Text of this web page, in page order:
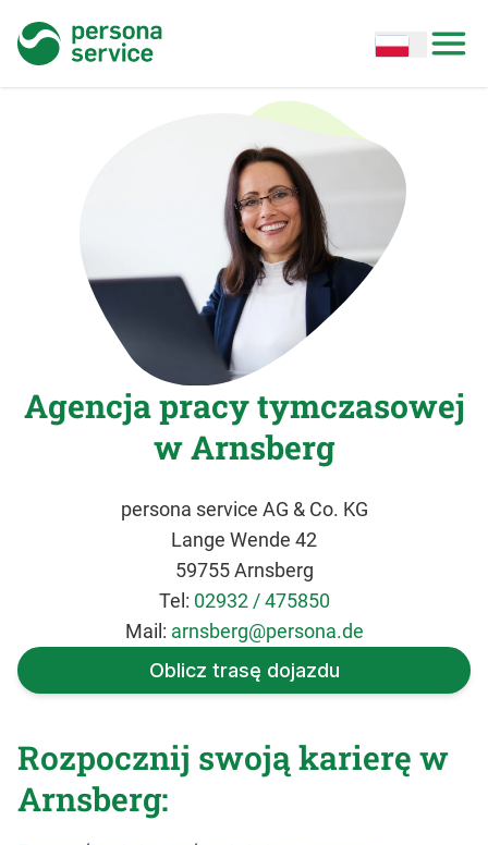
persona service Open options
Agencja pracy tymczasowej
w Arnsberg
persona service AG & Co. KG
Lange Wende 42
59755 Arnsberg
Tel: 02932 / 475850
Mail: arnsberg@persona.de
Oblicz trasę dojazdu
Rozpocznij swoją karierę w
Arnsberg: